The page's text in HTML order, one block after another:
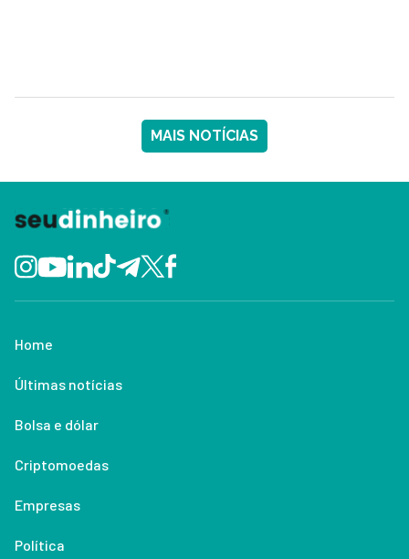
MAIS NOTÍCIAS
Home
Últimas notícias
Bolsa e dólar
Criptomoedas
Empresas
Política